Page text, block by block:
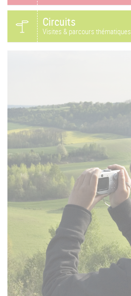
Circuits
Visites & parcours thématiques